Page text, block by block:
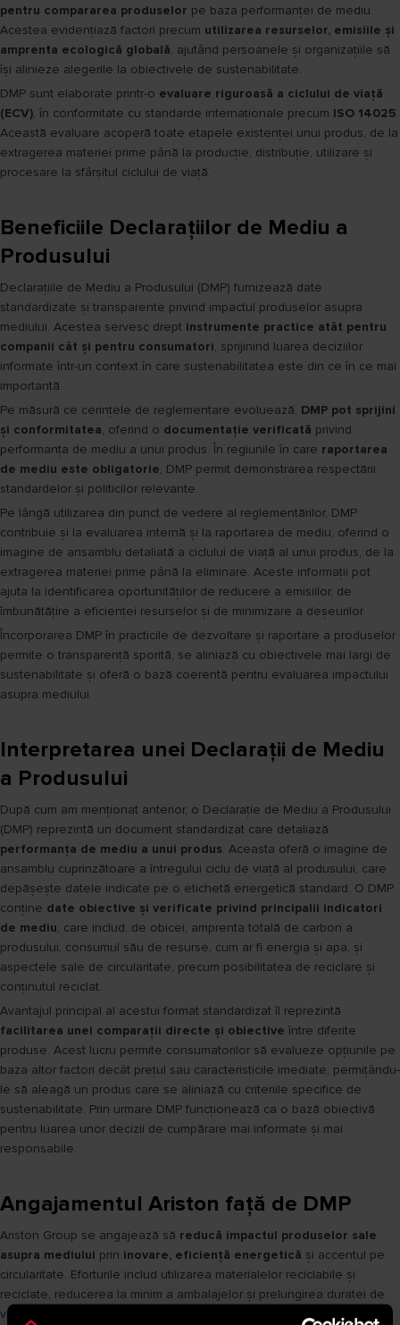
pentru compararea produselor pe baza performanței de mediu.
Acestea evidențiază factori precum utilizarea resurselor, emisiile și
amprenta ecologică globală, ajutând persoanele și organizațiile să
își alinieze alegerile la obiectivele de sustenabilitate.
DMP sunt elaborate printr-o evaluare riguroasă a ciclului de viață
(ECV), în conformitate cu standarde internaționale precum ISO 14025.
Această evaluare acoperă toate etapele existenței unui produs, de la
extragerea materiei prime până la producție, distribuție, utilizare și
procesare la sfârșitul ciclului de viață.
Beneficiile Declarațiilor de Mediu a
Produsului
Declarațiile de Mediu a Produsului (DMP) furnizează date
standardizate și transparente privind impactul produselor asupra
mediului. Acestea servesc drept instrumente practice atât pentru
companii cât și pentru consumatori, sprijinind luarea deciziilor
informate într-un context în care sustenabilitatea este din ce în ce mai
importantă.
Pe măsură ce cerințele de reglementare evoluează, DMP pot sprijini
și conformitatea, oferind o documentație verificată privind
performanța de mediu a unui produs. În regiunile în care raportarea
de mediu este obligatorie, DMP permit demonstrarea respectării
standardelor și politicilor relevante.
Pe lângă utilizarea din punct de vedere al reglementărilor, DMP
contribuie și la evaluarea internă și la raportarea de mediu, oferind o
imagine de ansamblu detaliată a ciclului de viață al unui produs, de la
extragerea materiei prime până la eliminare. Aceste informații pot
ajuta la identificarea oportunităților de reducere a emisiilor, de
îmbunătățire a eficienței resurselor și de minimizare a deșeurilor.
Încorporarea DMP în practicile de dezvoltare și raportare a produselor
permite o transparență sporită, se aliniază cu obiectivele mai largi de
sustenabilitate și oferă o bază coerentă pentru evaluarea impactului
asupra mediului.
Interpretarea unei Declarații de Mediu
a Produsului
După cum am menționat anterior, o Declarație de Mediu a Produsului
(DMP) reprezintă un document standardizat care detaliază
performanța de mediu a unui produs. Aceasta oferă o imagine de
ansamblu cuprinzătoare a întregului ciclu de viață al produsului, care
depășește datele indicate pe o etichetă energetică standard. O DMP
conține date obiective și verificate privind principalii indicatori
de mediu, care includ, de obicei, amprenta totală de carbon a
produsului, consumul său de resurse, cum ar fi energia și apa, și
aspectele sale de circularitate, precum posibilitatea de reciclare și
conținutul reciclat.
Avantajul principal al acestui format standardizat îl reprezintă
facilitarea unei comparații directe și obiective între diferite
produse. Acest lucru permite consumatorilor să evalueze opțiunile pe
baza altor factori decât prețul sau caracteristicile imediate, permițându-
le să aleagă un produs care se aliniază cu criteriile specifice de
sustenabilitate. Prin urmare DMP funcționează ca o bază obiectivă
pentru luarea unor decizii de cumpărare mai informate și mai
responsabile.
Angajamentul Ariston față de DMP
Ariston Group se angajează să reducă impactul produselor sale
asupra mediului prin inovare, eficiență energetică și accentul pe
circularitate. Eforturile includ utilizarea materialelor reciclabile și
reciclate, reducerea la minim a ambalajelor și prelungirea duratei de
viață a produselor printr-un design atent.